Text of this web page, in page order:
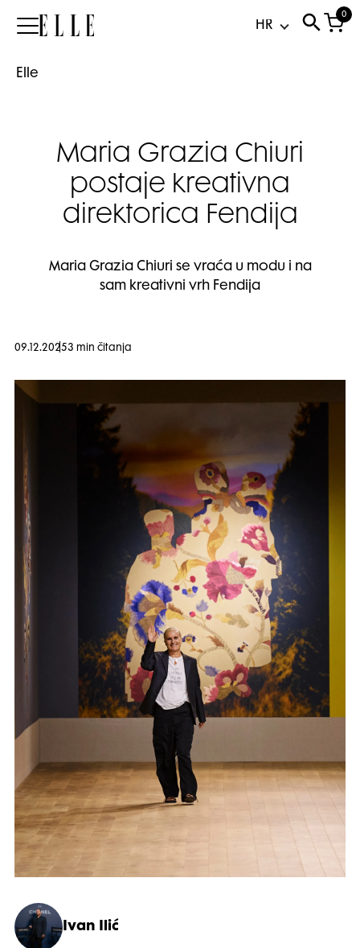
Elle
0
Elle
Maria Grazia Chiuri
postaje kreativna
direktorica Fendija
Maria Grazia Chiuri se vraća u modu i na
sam kreativni vrh Fendija
09.12.20253 min čitanja
Ivan Ilić